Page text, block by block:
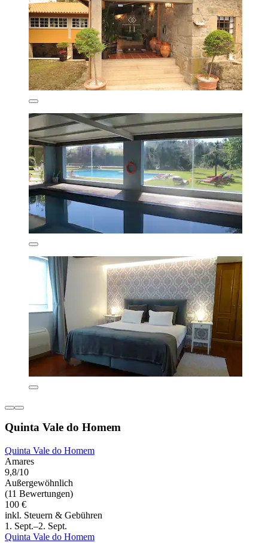
Quinta Vale do Homem
Quinta Vale do Homem
Amares
9,8/10
Außergewöhnlich
(11 Bewertungen)
100 €
inkl. Steuern & Gebühren
1. Sept.–2. Sept.
Quinta Vale do Homem